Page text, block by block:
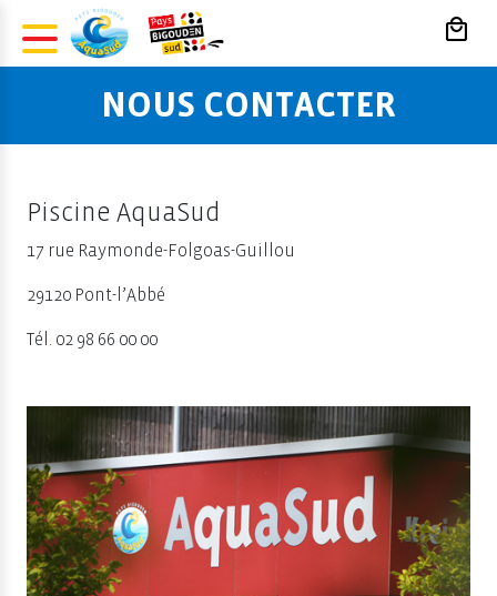
NOUS CONTACTER
Piscine AquaSud
17 rue Raymonde-Folgoas-Guillou
29120 Pont-l’Abbé
Tél. 02 98 66 00 00
Panneau de gestion des cookies